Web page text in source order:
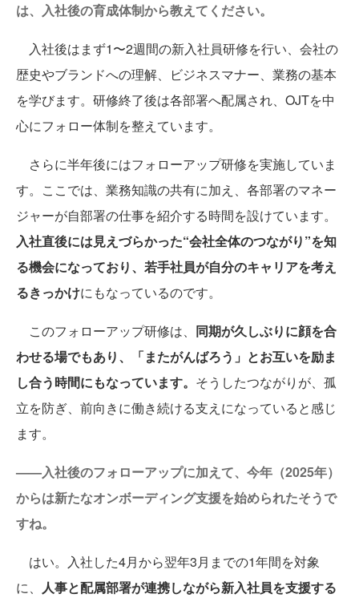
は、入社後の育成体制から教えてください。
入社後はまず1〜2週間の新入社員研修を行い、会社の
歴史やブランドへの理解、ビジネスマナー、業務の基本
を学びます。研修終了後は各部署へ配属され、OJTを中
心にフォロー体制を整えています。
さらに半年後にはフォローアップ研修を実施していま
す。ここでは、業務知識の共有に加え、各部署のマネー
ジャーが自部署の仕事を紹介する時間を設けています。
入社直後には見えづらかった“会社全体のつながり”を知
る機会になっており、若手社員が自分のキャリアを考え
るきっかけにもなっているのです。
このフォローアップ研修は、 同期が久しぶりに顔を合
わせる場でもあり、「またがんばろう」とお互いを励ま
し合う時間にもなっています。 そうしたつながりが、孤
立を防ぎ、前向きに働き続ける支えになっていると感じ
ます。
——入社後のフォローアップに加えて、今年（2025年）
からは新たなオンボーディング支援を始められたそうで
すね。
はい。入社した4月から翌年3月までの1年間を対象
に、 人事と配属部署が連携しながら新入社員を支援する